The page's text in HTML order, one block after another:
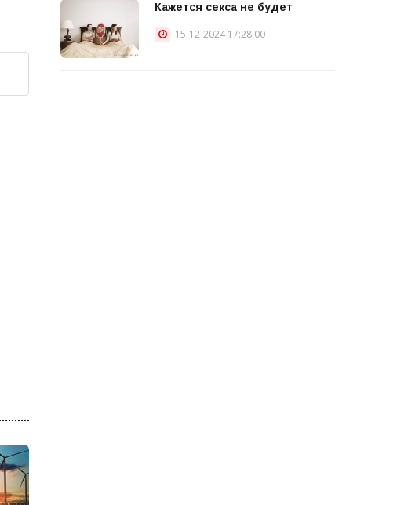
Кажется секса не будет
15-12-2024 17:28:00